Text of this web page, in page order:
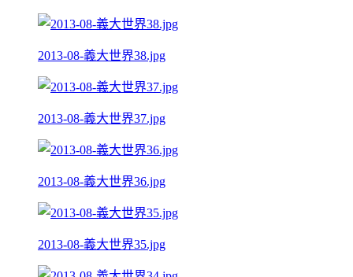
2013-08-義大世界38.jpg
2013-08-義大世界37.jpg
2013-08-義大世界36.jpg
2013-08-義大世界35.jpg